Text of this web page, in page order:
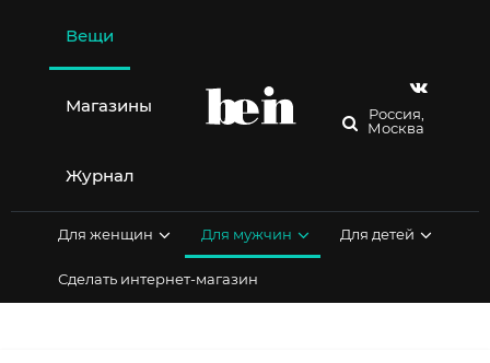
содержимому
Вещи
Магазины
Журнал
Россия,
Москва
Для женщин Для мужчин Для детей
Сделать интернет-магазин